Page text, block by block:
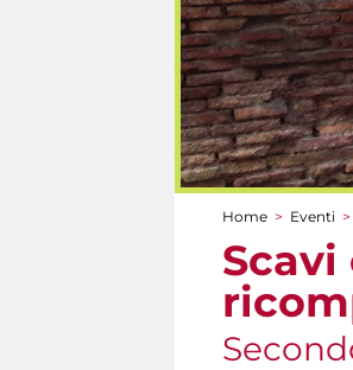
Tu sei qui
Home > Eventi >